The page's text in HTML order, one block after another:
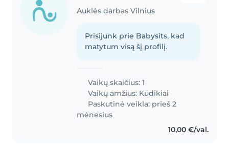
Auklės darbas Vilnius
Prisijunk prie Babysits, kad
matytum visą šį profilį.
Vaikų skaičius: 1
Vaikų amžius: Kūdikiai
Paskutinė veikla: prieš 2
mėnesius
10,00 €/val.